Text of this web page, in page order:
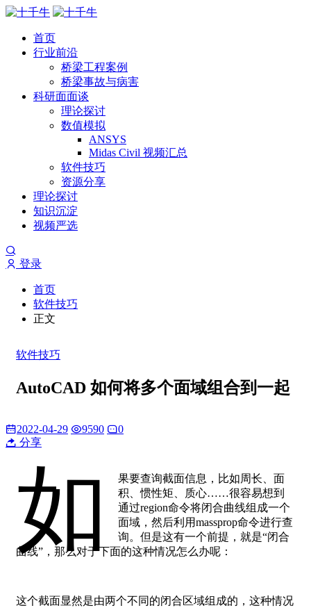
首页
行业前沿
桥梁工程案例
桥梁事故与病害
科研面面谈
理论探讨
数值模拟
ANSYS
Midas Civil 视频汇总
软件技巧
资源分享
理论探讨
知识沉淀
视频严选
登录
首页
软件技巧
正文
软件技巧
AutoCAD 如何将多个面域组合到一起
2022-04-29 9590
0
分享
如
果要查询截面信息，比如周长、面
积、惯性矩、质心……很容易想到
通过region命令将闭合曲线组成一个
面域，然后利用massprop命令进行查
询。但是这有一个前提，就是“闭合
曲线”，那么对于下面的这种情况怎么办呢：
这个截面显然是由两个不同的闭合区域组成的，这种情况